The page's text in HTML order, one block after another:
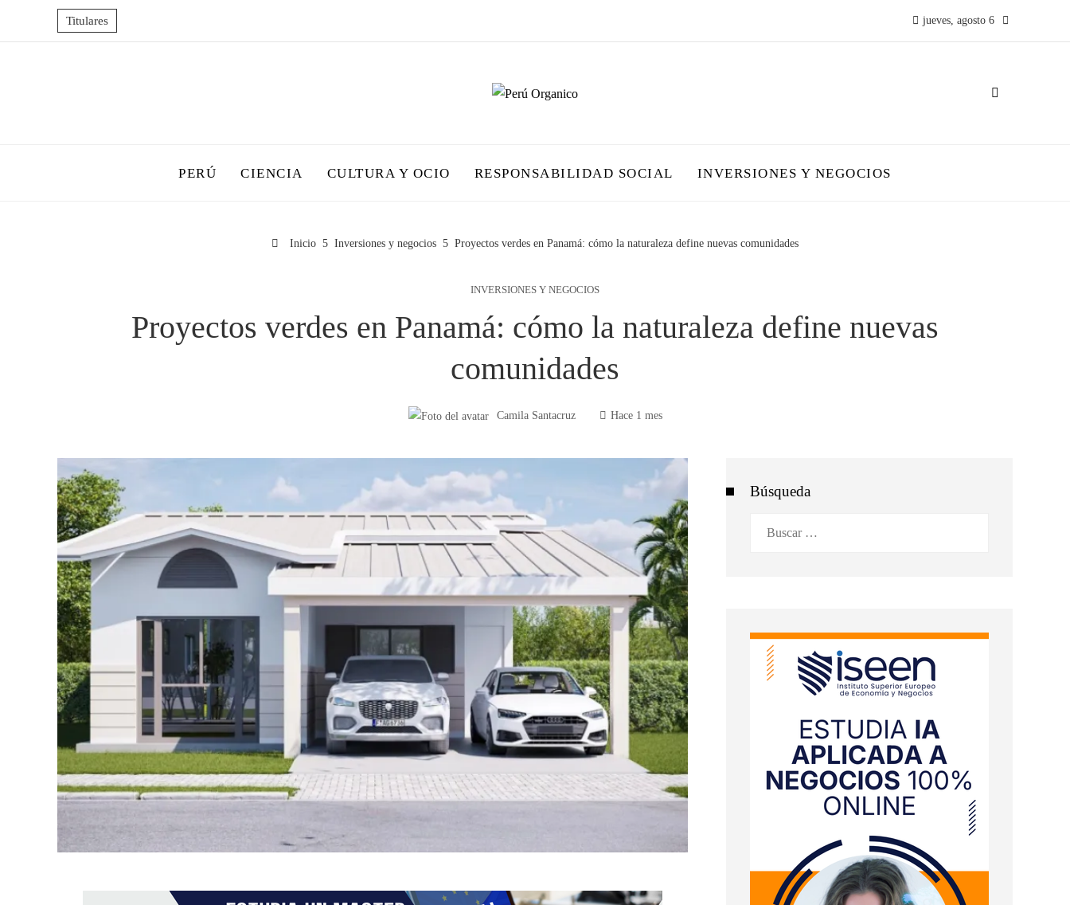
Titulares jueves, agosto 6
PERÚ CIENCIA CULTURA Y OCIO RESPONSABILIDAD SOCIAL INVERSIONES Y NEGOCIOS
Inicio Inversiones y negocios Proyectos verdes en Panamá: cómo la naturaleza define nuevas comunidades
INVERSIONES Y NEGOCIOS
Proyectos verdes en Panamá: cómo la naturaleza define nuevas
comunidades
Camila Santacruz Hace 1 mes
Búsqueda